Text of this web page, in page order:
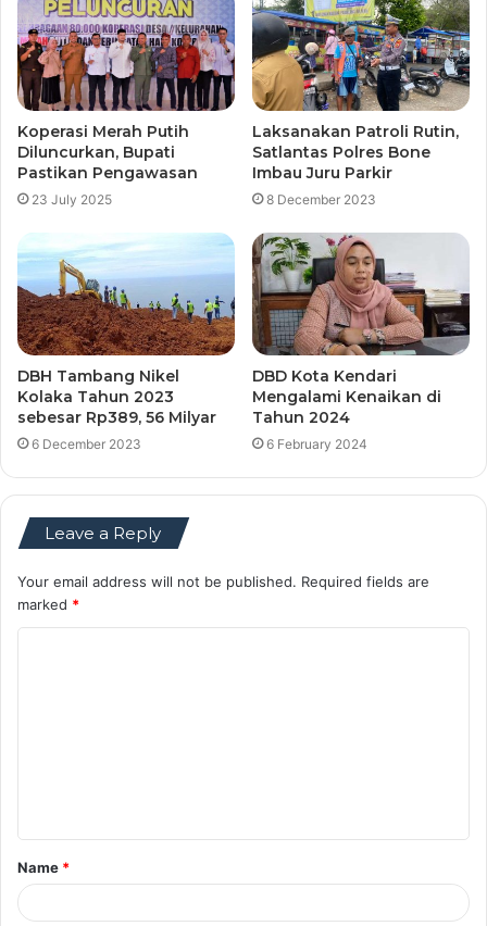
Koperasi Merah Putih
Diluncurkan, Bupati
Pastikan Pengawasan
23 July 2025
Laksanakan Patroli Rutin,
Satlantas Polres Bone
Imbau Juru Parkir
8 December 2023
DBH Tambang Nikel
Kolaka Tahun 2023
sebesar Rp389, 56 Milyar
6 December 2023
DBD Kota Kendari
Mengalami Kenaikan di
Tahun 2024
6 February 2024
Leave a Reply
Your email address will not be published. Required fields are
marked *
t
*
Name *